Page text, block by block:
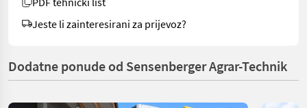
Jeste li zainteresirani za prijevoz?
Dodatne ponude od Sensenberger Agrar-Technik